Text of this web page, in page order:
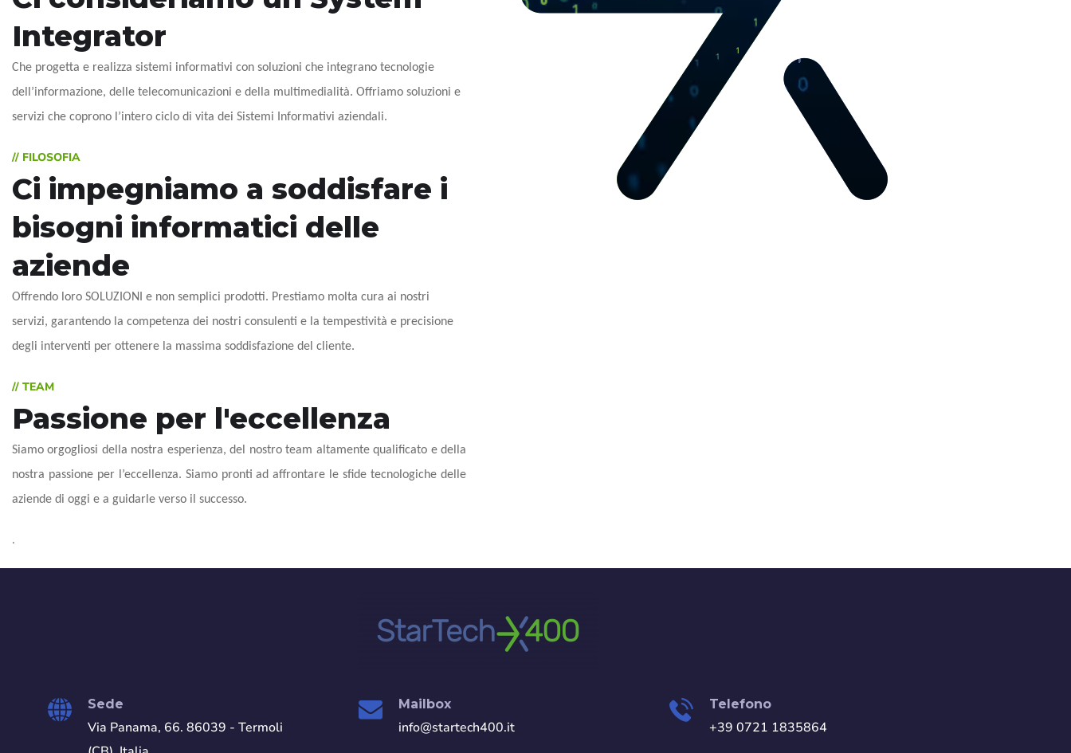
Integrator
Che progetta e realizza sistemi informativi con soluzioni che integrano tecnologie
dell’informazione, delle telecomunicazioni e della multimedialità. Offriamo soluzioni e
servizi che coprono l’intero ciclo di vita dei Sistemi Informativi aziendali.
// FILOSOFIA
Ci impegniamo a soddisfare i
bisogni informatici delle
aziende
Offrendo loro SOLUZIONI e non semplici prodotti. Prestiamo molta cura ai nostri
servizi, garantendo la competenza dei nostri consulenti e la tempestività e precisione
degli interventi per ottenere la massima soddisfazione del cliente.
// TEAM
Passione per l'eccellenza
Siamo orgogliosi della nostra esperienza, del nostro team altamente qualificato e della
nostra passione per l’eccellenza. Siamo pronti ad affrontare le sfide tecnologiche delle
aziende di oggi e a guidarle verso il successo.
.
Sede
Via Panama, 66. 86039 - Termoli
Mailbox
info@startech400.it
Telefono
+39 0721 1835864